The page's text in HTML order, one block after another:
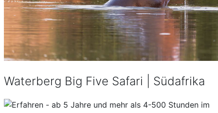
Waterberg Big Five Safari | Südafrika